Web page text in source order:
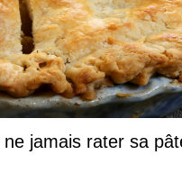
ne jamais rater sa